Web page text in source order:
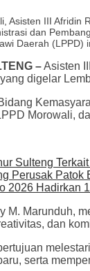
dan
Daerah (LPPD)
–Asisten
digelar
Morowali,
Sulteng
Perusak
2026 Hadirkan
M. Marunduh,
dan
serta